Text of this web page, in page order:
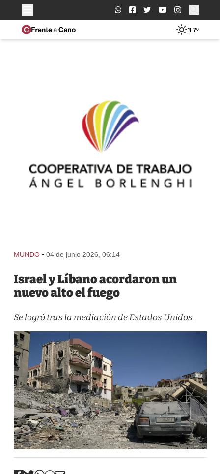
Buscar:
3.7º
MUNDO - 04 de junio 2026, 06:14
Israel y Líbano acordaron un
nuevo alto el fuego
Se logró tras la mediación de Estados Unidos.